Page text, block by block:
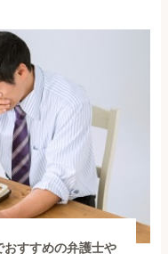
すすめの弁護士や